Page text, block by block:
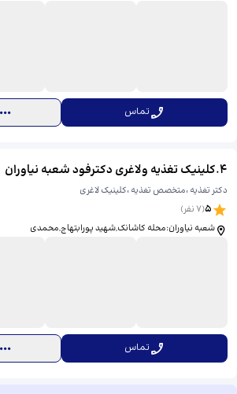
تماس
4
.کلینیک تغذیه ولاغری دکترفود شعبه نیاوران
دکتر تغذیه ،متخصص تغذیه ،کلینیک لاغری
5
(
7 نفر)
شعبه نیاوران:محله کاشانک,شهید پورابتهاج,محمدی
تماس